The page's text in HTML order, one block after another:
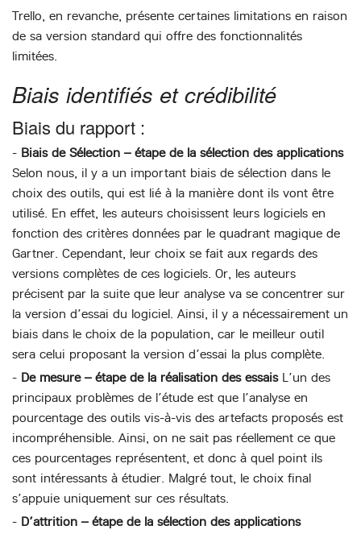
Trello, en revanche, présente certaines limitations en raison
de sa version standard qui offre des fonctionnalités
limitées.
Biais identifiés et crédibilité
Biais du rapport :
- Biais de Sélection – étape de la sélection des applications
Selon nous, il y a un important biais de sélection dans le
choix des outils, qui est lié à la manière dont ils vont être
utilisé. En effet, les auteurs choisissent leurs logiciels en
fonction des critères données par le quadrant magique de
Gartner. Cependant, leur choix se fait aux regards des
versions complètes de ces logiciels. Or, les auteurs
précisent par la suite que leur analyse va se concentrer sur
la version d’essai du logiciel. Ainsi, il y a nécessairement un
biais dans le choix de la population, car le meilleur outil
sera celui proposant la version d’essai la plus complète.
- De mesure – étape de la réalisation des essaisL’un des
principaux problèmes de l’étude est que l’analyse en
pourcentage des outils vis-à-vis des artefacts proposés est
incompréhensible. Ainsi, on ne sait pas réellement ce que
ces pourcentages représentent, et donc à quel point ils
sont intéressants à étudier. Malgré tout, le choix final
s’appuie uniquement sur ces résultats.
- D’attrition – étape de la sélection des applications